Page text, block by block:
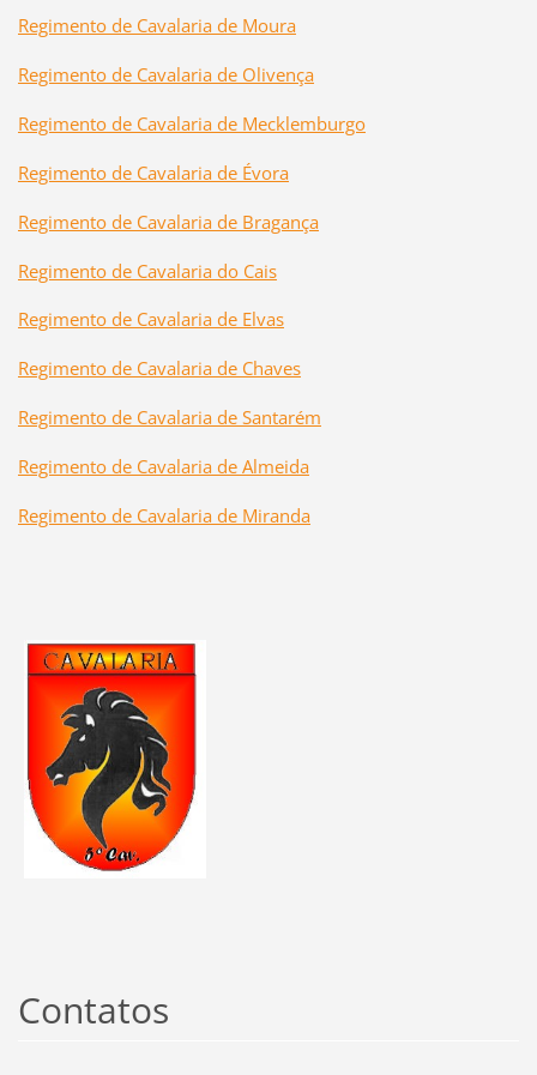
Regimento de Cavalaria de Moura
Regimento de Cavalaria de Olivença
Regimento de Cavalaria de Mecklemburgo
Regimento de Cavalaria de Évora
Regimento de Cavalaria de Bragança
Regimento de Cavalaria do Cais
Regimento de Cavalaria de Elvas
Regimento de Cavalaria de Chaves
Regimento de Cavalaria de Santarém
Regimento de Cavalaria de Almeida
Regimento de Cavalaria de Miranda
Contatos